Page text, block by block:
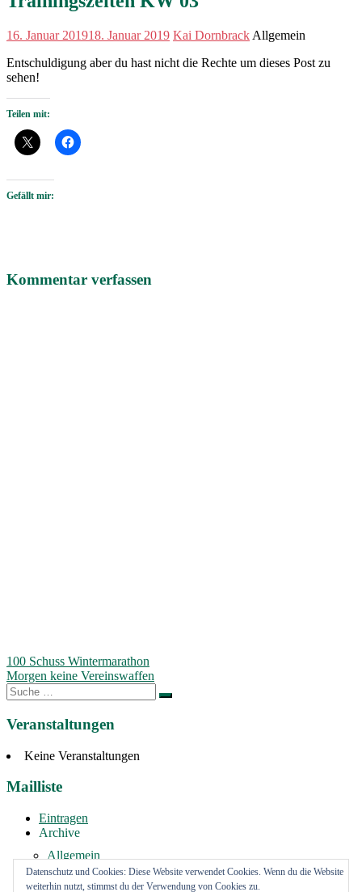
16. Januar 201918. Januar 2019 Kai Dornbrack Allgemein
Entschuldigung aber du hast nicht die Rechte um dieses Post zu
sehen!
Teilen mit:
Gefällt mir:
Kommentar verfassen
Beitragsnavigation
100 Schuss Wintermarathon
Morgen keine Vereinswaffen
Suche
nach:
Veranstaltungen
Keine Veranstaltungen
Mailliste
Eintragen
Archive
Allgemein
Vermietung
Datenschutz und Cookies: Diese Website verwendet Cookies. Wenn du die Website
weiterhin nutzt, stimmst du der Verwendung von Cookies zu.